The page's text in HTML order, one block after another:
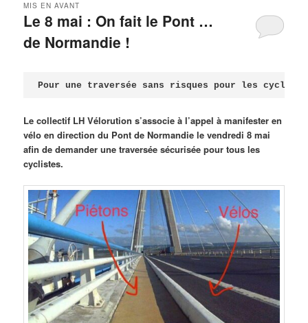
Le 8 mai : On fait le Pont …
de Normandie !
MIS EN AVANT
Pour une traversée sans risques pour les
Le collectif LH Vélorution s’associe à l’appel à manifester en
vélo en direction du Pont de Normandie le vendredi 8 mai
afin de demander une traversée sécurisée pour tous les
cyclistes.